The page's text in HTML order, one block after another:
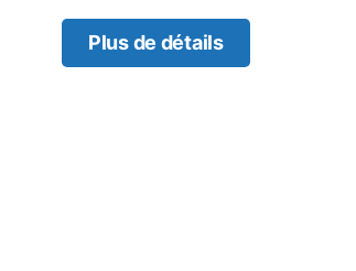
Plus de détails